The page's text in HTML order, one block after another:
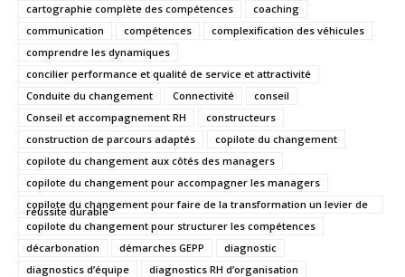
cartographie complète des compétences
coaching
communication
compétences
complexification des véhicules
comprendre les dynamiques
concilier performance et qualité de service et attractivité
Conduite du changement
Connectivité
conseil
Conseil et accompagnement RH
constructeurs
construction de parcours adaptés
copilote du changement
copilote du changement aux côtés des managers
copilote du changement pour accompagner les managers
copilote du changement pour faire de la transformation un levier de
réussite durable
copilote du changement pour structurer les compétences
décarbonation
démarches GEPP
diagnostic
diagnostics d’équipe
diagnostics RH d’organisation